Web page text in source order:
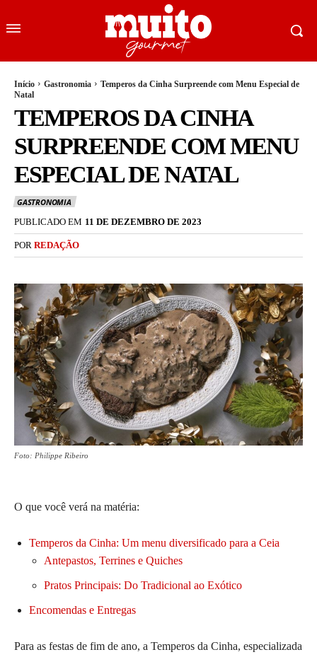
Início Gastronomia
Temperos da Cinha Surpreende com Menu Especial de
Natal
TEMPEROS DA CINHA
SURPREENDE COM MENU
ESPECIAL DE NATAL
GASTRONOMIA
PUBLICADO EM 11 DE DEZEMBRO DE 2023
POR REDAÇÃO
Foto: Philippe Ribeiro
O que você verá na matéria:
Temperos da Cinha: Um menu diversificado para a Ceia
Antepastos, Terrines e Quiches
Pratos Principais: Do Tradicional ao Exótico
Encomendas e Entregas
Para as festas de fim de ano, a Temperos da Cinha, especializada